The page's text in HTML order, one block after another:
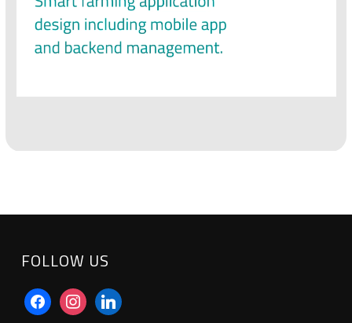
FOLLOW US
facebookinstagramlinkedin